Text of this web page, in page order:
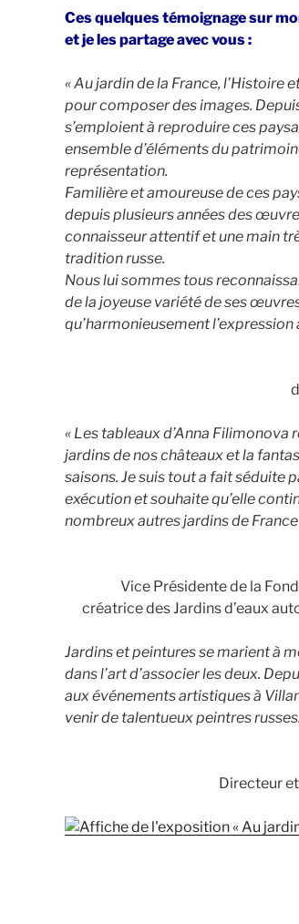
Ces quelques témoignage sur
et je les partage avec vous :
« Au jardin de la France, l’Histoire
pour composer des images.
s’emploient à reproduire ces
ensemble d’éléments du
représentation.
Familière et amoureuse de ces
depuis plusieurs années des
connaisseur attentif et une main
tradition russe.
Nous lui sommes tous
de la joyeuse variété de ses
qu’harmonieusement
« Les tableaux d’Anna
jardins de nos châteaux et la
saisons. Je suis tout a fait séduite
exécution et souhaite qu’elle
nombreux autres jardins de
Vice Présidente de la
créatrice des Jardins d’eaux
Jardins et peintures se marient à
dans l’art d’associer les deux.
aux événements artistiques à
venir de talentueux peintres russes.
Directeur